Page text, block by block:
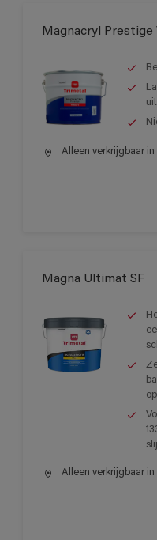
Magnacryl Prestige
Alleen verkrijgbaar in
Magna Ultimat SF
Alleen verkrijgbaar in